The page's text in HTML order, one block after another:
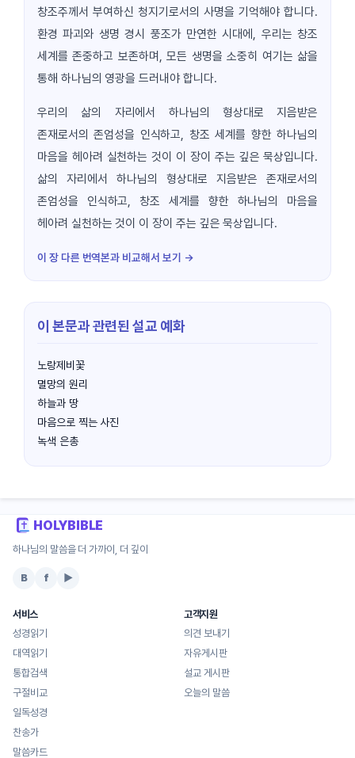
창조주께서 부여하신 청지기로서의 사명을 기억해야 합니다.
환경 파괴와 생명 경시 풍조가 만연한 시대에, 우리는 창조
세계를 존중하고 보존하며, 모든 생명을 소중히 여기는 삶을
통해 하나님의 영광을 드러내야 합니다.
우리의 삶의 자리에서 하나님의 형상대로 지음받은
존재로서의 존엄성을 인식하고, 창조 세계를 향한 하나님의
마음을 헤아려 실천하는 것이 이 장이 주는 깊은 묵상입니다.
삶의 자리에서 하나님의 형상대로 지음받은 존재로서의
존엄성을 인식하고, 창조 세계를 향한 하나님의 마음을
헤아려 실천하는 것이 이 장이 주는 깊은 묵상입니다.
이 장 다른 번역본과 비교해서 보기 →
이 본문과 관련된 설교 예화
노랑제비꽃
멸망의 원리
하늘과 땅
마음으로 찍는 사진
녹색 은총
HOLYBIBLE
하나님의 말씀을 더 가까이, 더 깊이
B f ▶
서비스
성경읽기
대역읽기
통합검색
구절비교
일독성경
찬송가
말씀카드
고객지원
의견 보내기
자유게시판
설교 게시판
오늘의 말씀